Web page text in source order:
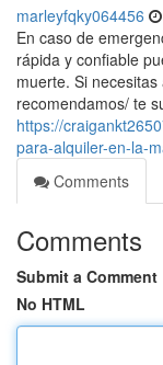
marleyfqky064456
En caso de
rápida y confiable
muerte. Si
recomendamos/ te
https://
para-alquiler-en-la-
Comments
Comments
Submit a Comment
No HTML